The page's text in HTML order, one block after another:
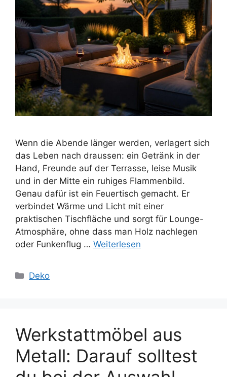
Wenn die Abende länger werden, verlagert sich
das Leben nach draussen: ein Getränk in der
Hand, Freunde auf der Terrasse, leise Musik
und in der Mitte ein ruhiges Flammenbild.
Genau dafür ist ein Feuertisch gemacht. Er
verbindet Wärme und Licht mit einer
praktischen Tischfläche und sorgt für Lounge-
Atmosphäre, ohne dass man Holz nachlegen
oder Funkenflug … Weiterlesen
Kategorien
Deko
Werkstattmöbel aus
Metall: Darauf solltest